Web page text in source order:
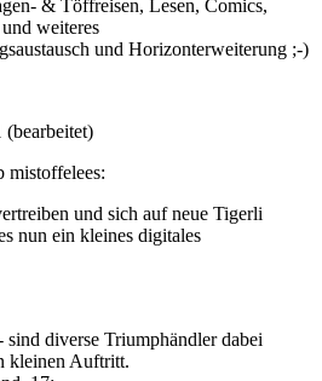
& Töffreisen, Lesen, Comics,
weiteres
und Horizonterweiterung ;-)
(bearbeitet)
mistoffelees:
und sich auf neue Tigerli
nun ein kleines digitales
sind diverse Triumphändler dabei
kleinen Auftritt.